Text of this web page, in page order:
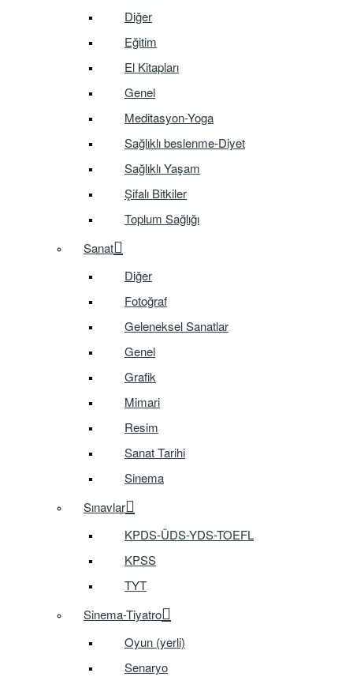
Diğer
Eğitim
El Kitapları
Genel
Meditasyon-Yoga
Sağlıklı beslenme-Diyet
Sağlıklı Yaşam
Şifalı Bitkiler
Toplum Sağlığı
Sanat
Diğer
Fotoğraf
Geleneksel Sanatlar
Genel
Grafik
Mimari
Resim
Sanat Tarihi
Sinema
Sınavlar
KPDS-ÜDS-YDS-TOEFL
KPSS
TYT
Sinema-Tiyatro
Oyun (yerli)
Senaryo